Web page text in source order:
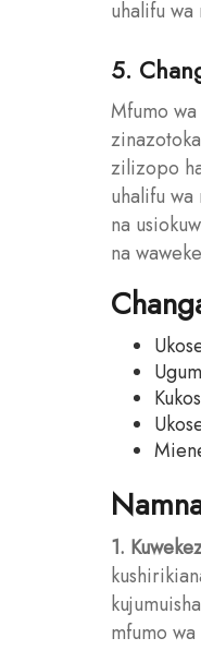
uhalifu wa
5.
Mfumo
zilizopo
uhalifu
na
na
1.
mfumo